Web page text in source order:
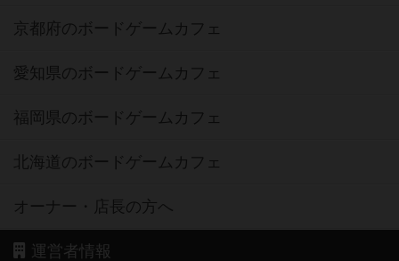
京都府のボードゲームカフェ
愛知県のボードゲームカフェ
福岡県のボードゲームカフェ
北海道のボードゲームカフェ
オーナー・店長の方へ
運営者情報